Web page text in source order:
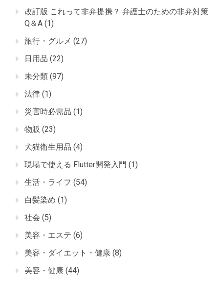
改訂版 これって非弁提携？ 弁護士のための非弁対策
Q＆A (1)
旅行・グルメ (27)
日用品 (22)
未分類 (97)
法律 (1)
災害時必需品 (1)
物販 (23)
犬猫衛生用品 (4)
現場で使える Flutter開発入門 (1)
生活・ライフ (54)
白髪染め (1)
社会 (5)
美容・エステ (6)
美容・ダイエット・健康 (8)
美容・健康 (44)